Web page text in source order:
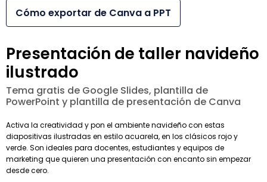
Cómo exportar de Canva a PPT
Presentación de taller navideño
ilustrado
Tema gratis de Google Slides, plantilla de
PowerPoint y plantilla de presentación de Canva
Activa la creatividad y pon el ambiente navideño con estas
diapositivas ilustradas en estilo acuarela, en los clásicos rojo y
verde. Son ideales para docentes, estudiantes y equipos de
marketing que quieren una presentación con encanto sin empezar
desde cero.